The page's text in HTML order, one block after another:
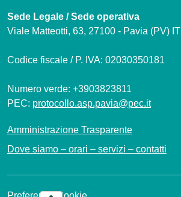
Sede Legale / Sede operativa
Viale Matteotti, 63, 27100 - Pavia (PV) IT
Codice fiscale / P. IVA: 02030350181
Numero verde: +3903823811
PEC: protocollo.asp.pavia@pec.it
Amministrazione Trasparente
Dove siamo – orari – servizi – contatti